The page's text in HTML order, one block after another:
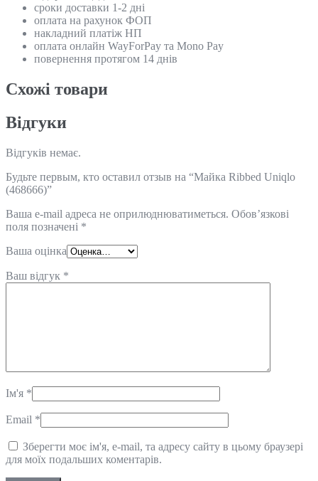
сроки доставки 1-2 дні
оплата на рахунок ФОП
накладний платіж НП
оплата онлайн WayForPay та Mono Pay
повернення протягом 14 днів
Схожi товари
Відгуки
Відгуків немає.
Будьте первым, кто оставил отзыв на “Майка Ribbed Uniqlo
(468666)”
Ваша e-mail адреса не оприлюднюватиметься. Обов’язкові
поля позначені *
Ваша оцінка
Ваш відгук *
Ім'я *
Email *
Зберегти моє ім'я, e-mail, та адресу сайту в цьому браузері
для моїх подальших коментарів.